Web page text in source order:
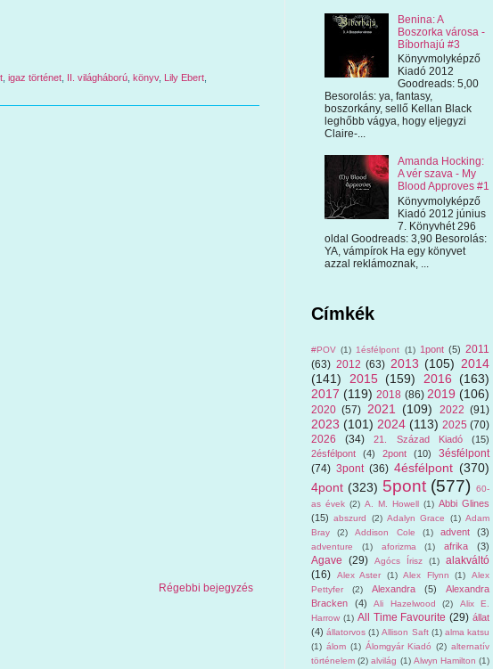
igaz történet II. világháború könyv, Lily Ebert
Régebbi bejegyzés
Benina: A
Boszorka városa -
Bíborhajú #3
Könyvmolyképző
Kiadó 2012
Goodreads: 5,00
Besorolás: ya, fantasy,
boszorkány, sellő Kellan Black
leghőbb vágya, hogy eljegyzi
Claire-...
Amanda Hocking:
A vér szava - My
Blood Approves #1
Könyvmolyképző
Kiadó 2012 június
7. Könyvhét 296
oldal Goodreads: 3,90 Besorolás:
YA, vámpírok Ha egy könyvet
azzal reklámoznak, ...
Címkék
#POV (1) 1ésfélpont (1) 1pont (5) 2011
(63) 2012 (63) 2013 (105) 2014
(141)
2015 (159) 2016
(163)
2017 (119) 2018 (86) 2019 (106)
2020 (57) 2021 (109) 2022 (91)
2023 (101) 2024 (113) 2025 (70)
2026
(34) 21. Század Kiadó
(15)
2ésfélpont
(4) 2pont (10)
3ésfélpont
(74) 3pont (36) 4ésfélpont (370)
4pont (323) 5pont (577) 60-
as évek (2) A. M. Howell (1) Abbi Glines
(15) abszurd (2) Adalyn Grace (1) Adam
Bray
(2) Addison Cole (1) advent (3)
adventure (1) aforizma (1) afrika (3)
Agave (29) Agócs Írisz (1)
alakváltó
(16)
Alex Aster (1) Alex Flynn (1)
Alex
Pettyfer
(2) Alexandra (5)
Alexandra
Bracken
(4) Ali Hazelwood (2)
Alix E.
Harrow (1) All Time Favourite (29) állat
(4) állatorvos (1) Allison Saft (1) alma katsu
(1) álom (1) Álomgyár Kiadó (2) alternatív
történelem (2) alvilág (1) Alwyn Hamilton (1)